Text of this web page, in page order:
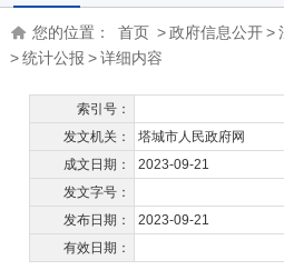
您的位置： 首页 >政府信息公开>
>统计公报 >详细内容
索引号：
发文机关：
塔城市人民政府网
成文日期：
2023-09-21
发文字号：
发布日期：
2023-09-21
有效日期：